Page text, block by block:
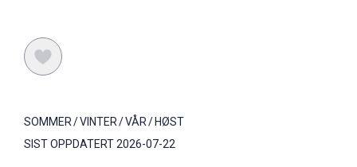
SOMMER VINTER VÅR
HØST
SIST OPPDATERT2026-07-22